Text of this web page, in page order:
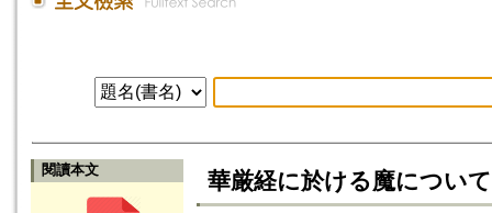
閱讀本文 華厳経に於ける魔について